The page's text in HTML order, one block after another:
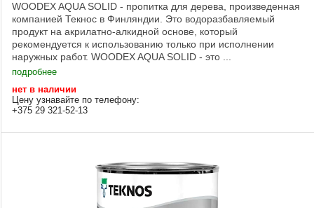
WOODEX AQUA SOLID - пропитка для дерева, произведенная
компанией Текнос в Финляндии. Это водоразбавляемый
продукт на акрилатно-алкидной основе, который
рекомендуется к использованию только при исполнении
наружных работ. WOODEX AQUA SOLID - это ...
подробнее
нет в наличии
Цену узнавайте по телефону:
+375 29 321-52-13